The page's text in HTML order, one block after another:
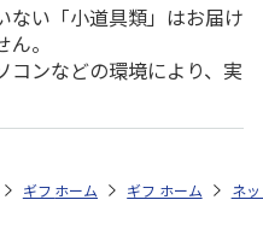
ない「小道具類」はお届け
。
コンなどの環境により、実
フト特集 2026 おつまみ・お惣菜
お中元・夏ギフト特集 2026
ギフトストア お中元・夏ギフト
ホーム ギフトストア お
ホーム ネ